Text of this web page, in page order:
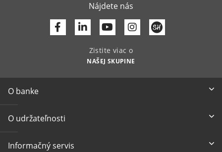
Nájdete nás
Facebook
LinkedinYoutube
Zistite viac o
NAŠEJ SKUPINE
O banke
O udržateľnosti
Informačný servis